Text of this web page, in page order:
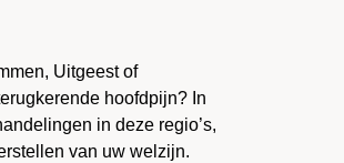
Uitgeest of
hoofdpijn? In
in deze regio’s,
van uw welzijn.